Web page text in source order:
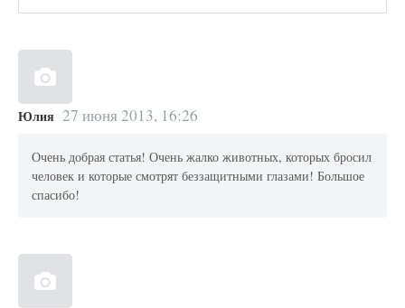
Юлия 27 июня 2013, 16:26
Очень добрая статья! Очень жалко животных, которых бросил
человек и которые смотрят беззащитными глазами! Большое
спасибо!